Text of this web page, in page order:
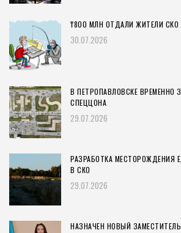
₸800 МЛН ОТДАЛИ ЖИТЕЛИ
30.07.2026
В ПЕТРОПАВЛОВСКЕ ВРЕМЕННО
СПЕЦЦОНА
29.07.2026
РАЗРАБОТКА МЕСТОРОЖДЕНИЯ
В СКО
29.07.2026
НАЗНАЧЕН НОВЫЙ